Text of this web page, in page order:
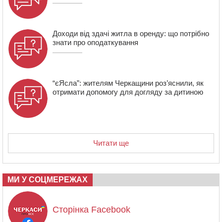
проведуть “Ше.Fest”
Доходи від здачі житла в оренду: що потрібно
знати про оподаткування
“єЯсла”: жителям Черкащини роз’яснили, як
отримати допомогу для догляду за дитиною
Читати ще
МИ У СОЦМЕРЕЖАХ
Сторінка Facebook